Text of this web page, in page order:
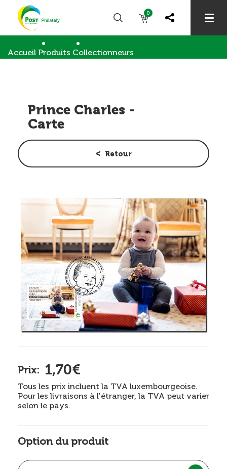
0
Accueil Produits Collectionneurs
Prince Charles -
Carte
Retour
Prix: 1,70€
Tous les prix incluent la TVA luxembourgeoise.
Pour les livraisons à l'étranger, la TVA peut varier
selon le pays.
Option du produit